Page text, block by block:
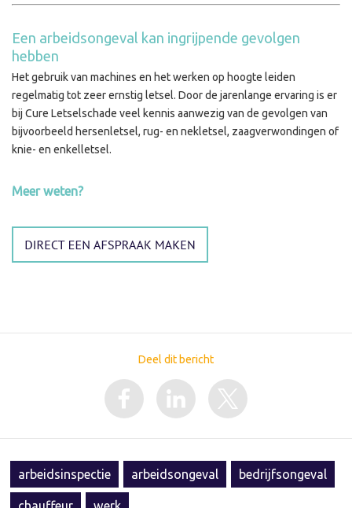
Een arbeidsongeval kan ingrijpende gevolgen
hebben
Het gebruik van machines en het werken op hoogte leiden
regelmatig tot zeer ernstig letsel. Door de jarenlange ervaring is er
bij Cure Letselschade veel kennis aanwezig van de gevolgen van
bijvoorbeeld hersenletsel, rug- en nekletsel, zaagverwondingen of
knie- en enkelletsel.
Meer weten?
Deel dit bericht
arbeidsinspectie arbeidsongeval bedrijfsongeval